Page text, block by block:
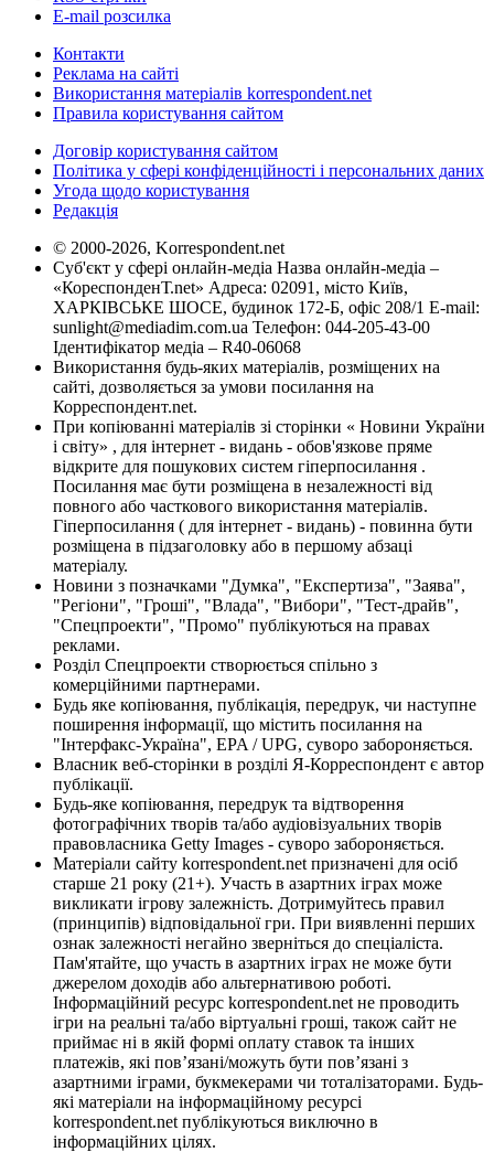
E-mail розсилка
Контакти
Реклама на сайті
Використання матеріалів korrespondent.net
Правила користування сайтом
Договір користування сайтом
Політика у сфері конфіденційності і персональних даних
Угода щодо користування
Редакція
© 2000-2026, Korrespondent.net
Суб'єкт у сфері онлайн-медіа Назва онлайн-медіа –
«КореспонденТ.net» Адреса: 02091, місто Київ,
ХАРКІВСЬКЕ ШОСЕ, будинок 172-Б, офіс 208/1 E-mail:
sunlight@mediadim.com.ua Телефон: 044-205-43-00
Ідентифікатор медіа – R40-06068
Використання будь-яких матеріалів, розміщених на
сайті, дозволяється за умови посилання на
Корреспондент.net.
При копіюванні матеріалів зі сторінки « Новини України
і світу» , для інтернет - видань - обов'язкове пряме
відкрите для пошукових систем гіперпосилання .
Посилання має бути розміщена в незалежності від
повного або часткового використання матеріалів.
Гіперпосилання ( для інтернет - видань) - повинна бути
розміщена в підзаголовку або в першому абзаці
матеріалу.
Новини з позначками "Думка", "Експертиза", "Заява",
"Регіони", "Гроші", "Влада", "Вибори", "Тест-драйв",
"Спецпроекти", "Промо" публікуються на правах
реклами.
Розділ Спецпроекти створюється спільно з
комерційними партнерами.
Будь яке копіювання, публікація, передрук, чи наступне
поширення інформації, що містить посилання на
"Інтерфакс-Україна", EPA / UPG, суворо забороняється.
Власник веб-сторінки в розділі Я-Корреспондент є автор
публікації.
Будь-яке копіювання, передрук та відтворення
фотографічних творів та/або аудіовізуальних творів
правовласника Getty Images - суворо забороняється.
Матеріали сайту korrespondent.net призначені для осіб
старше 21 року (21+). Участь в азартних іграх може
викликати ігрову залежність. Дотримуйтесь правил
(принципів) відповідальної гри. При виявленні перших
ознак залежності негайно зверніться до спеціаліста.
Пам'ятайте, що участь в азартних іграх не може бути
джерелом доходів або альтернативою роботі.
Інформаційний ресурс korrespondent.net не проводить
ігри на реальні та/або віртуальні гроші, також сайт не
приймає ні в якій формі оплату ставок та інших
платежів, які пов’язані/можуть бути пов’язані з
азартними іграми, букмекерами чи тоталізаторами. Будь-
які матеріали на інформаційному ресурсі
korrespondent.net публікуються виключно в
інформаційних цілях.